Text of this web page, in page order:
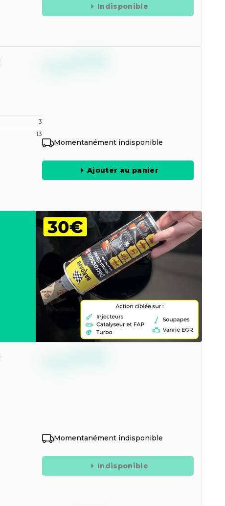
Indisponible
3
13
Momentanément indisponible
Ajouter au panier
Momentanément indisponible
Indisponible